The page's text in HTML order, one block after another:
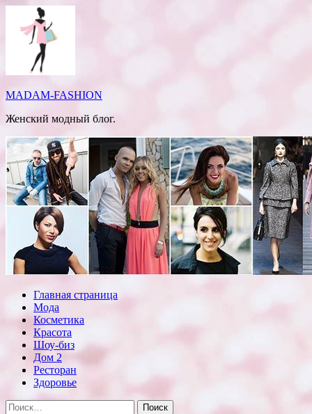
Перейти
содержимому
MADAM-FASHION
Женский модный блог.
Главная страница
Мода
Косметика
Красота
Шоу-биз
Дом 2
Ресторан
Здоровье
Найти: